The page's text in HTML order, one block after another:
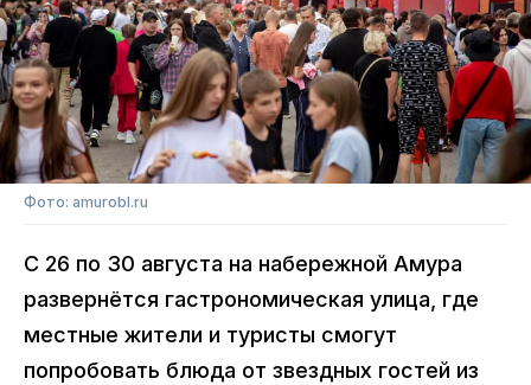
Фото: amurobl.ru
С 26 по 30 августа на набережной Амура
развернётся гастрономическая улица, где
местные жители и туристы смогут
попробовать блюда от звездных гостей из